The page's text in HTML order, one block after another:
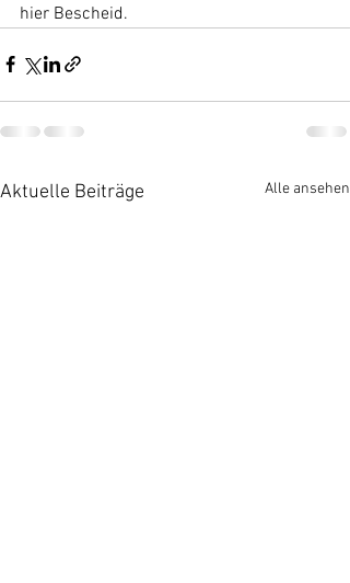
hier Bescheid.
Aktuelle Beiträge Alle ansehen